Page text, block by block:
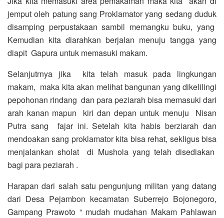
jemput oleh patung sang Proklamator yang sedang duduk
disamping perpustakaan sambil memangku buku, yang
Kemudian kita diarahkan berjalan menuju tangga yang
diapit Gapura untuk memasuki makam.
Selanjutrnya jika kita telah masuk pada lingkungan
makam, maka kita akan melihat bangunan yang dikelilingi
pepohonan rindang dan para peziarah bisa memasuki dari
arah kanan mapun kiri dan depan untuk menuju Nisan
Putra sang fajar ini. Setelah kita habis berziarah dan
mendoakan sang proklamator kita bisa rehat, sekligus bisa
menjalankan sholat di Mushola yang telah disediakan
bagi para peziarah .
Harapan dari salah satu pengunjung militan yang datang
dari Desa Pejambon kecamatan Suberrejo Bojonegoro,
Gampang Prawoto “ mudah mudahan Makam Pahlawan